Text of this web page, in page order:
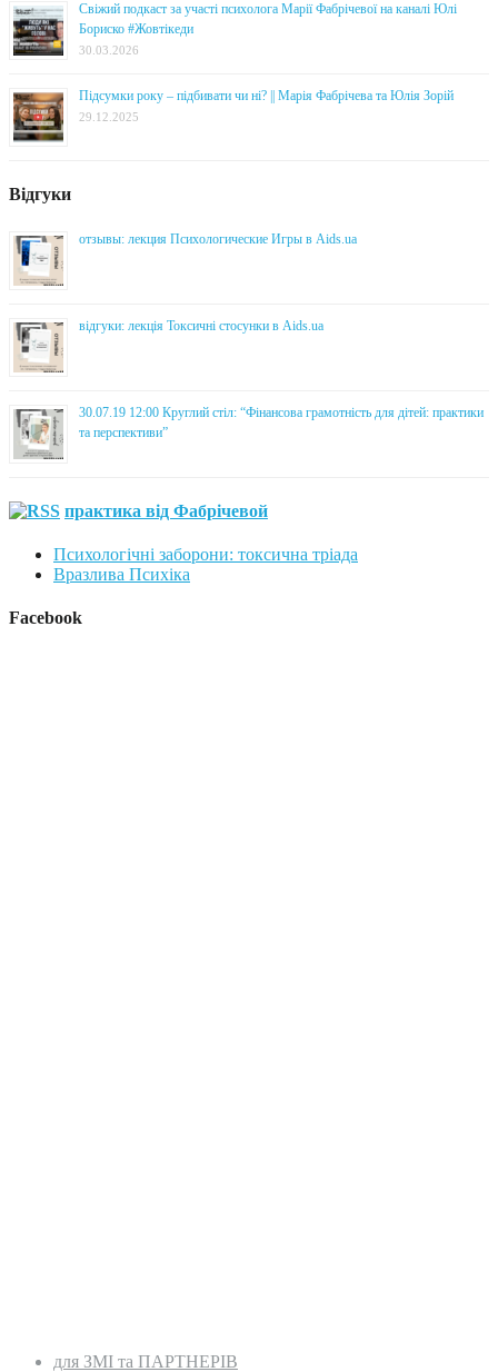
Свіжий подкаст за участі психолога Марії Фабрічевої на каналі Юлі
Бориско #Жовтікеди
30.03.2026
Підсумки року – підбивати чи ні? || Марія Фабрічева та Юлія Зорій
29.12.2025
Відгуки
отзывы: лекция Психологические Игры в Aids.ua
відгуки: лекція Токсичні стосунки в Aids.ua
30.07.19 12:00 Круглий стіл: “Фінансова грамотність для дітей: практики
та перспективи”
практика від Фабрічевой
Психологічні заборони: токсична тріада
Вразлива Психіка
Facebook
для ЗМІ та ПАРТНЕРІВ